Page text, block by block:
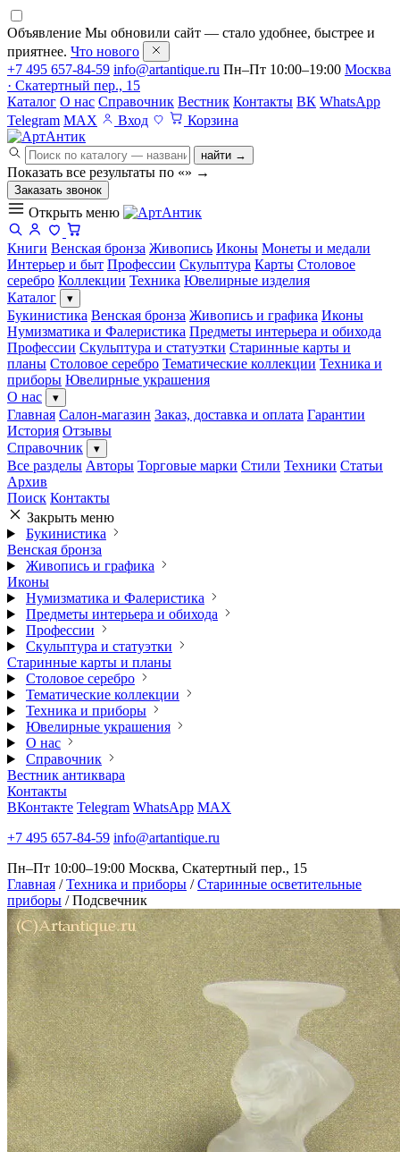
Объявление Мы обновили сайт — стало удобнее, быстрее и
приятнее. Что нового
+7 495 657-84-59 info@artantique.ru Пн–Пт 10:00–19:00 Москва
· Скатертный пер., 15
Каталог О нас Справочник Вестник Контакты ВК WhatsApp
Telegram MAX Вход Корзина
найти →
Показать все результаты по «» →
Заказать звонок
Открыть меню
Книги Венская бронза Живопись Иконы Монеты и медали
Интерьер и быт Профессии Скульптура Карты Столовое
серебро Коллекции Техника Ювелирные изделия
Каталог
▾
Букинистика Венская бронза Живопись и графика Иконы
Нумизматика и Фалеристика Предметы интерьера и обихода
Профессии Скульптура и статуэтки Старинные карты и
планы Столовое серебро Тематические коллекции Техника и
приборы Ювелирные украшения
О нас
▾
Главная Салон-магазин Заказ, доставка и оплата Гарантии
История Отзывы
Справочник
▾
Все разделы Авторы Торговые марки Стили Техники Статьи
Архив
Поиск Контакты
Закрыть меню
Букинистика
Венская бронза
Живопись и графика
Иконы
Нумизматика и Фалеристика
Предметы интерьера и обихода
Профессии
Скульптура и статуэтки
Старинные карты и планы
Столовое серебро
Тематические коллекции
Техника и приборы
Ювелирные украшения
О нас
Справочник
Вестник антиквара
Контакты
ВКонтакте Telegram WhatsApp MAX
+7 495 657-84-59 info@artantique.ru
Пн–Пт 10:00–19:00 Москва, Скатертный пер., 15
Главная / Техника и приборы / Старинные осветительные
приборы / Подсвечник